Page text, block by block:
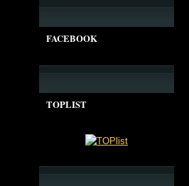
FACEBOOK
TOPLIST